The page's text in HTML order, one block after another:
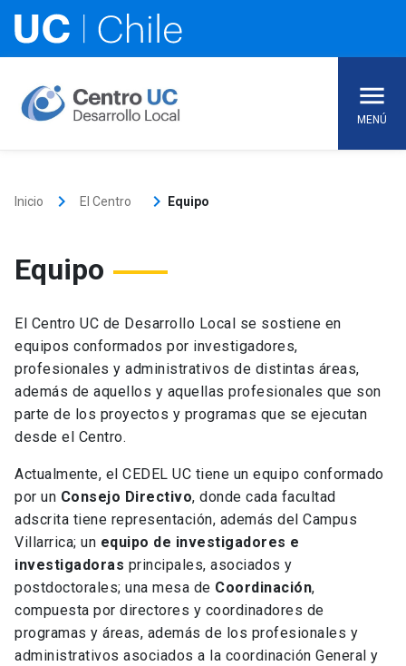
content
MENÚ
Inicio keyboard_arrow_right El Centro keyboard_arrow_right Equipo
Equipo
El Centro UC de Desarrollo Local se sostiene en
equipos conformados por investigadores,
profesionales y administrativos de distintas áreas,
además de aquellos y aquellas profesionales que son
parte de los proyectos y programas que se ejecutan
desde el Centro.
Actualmente, el CEDEL UC tiene un equipo conformado
por un Consejo Directivo, donde cada facultad
adscrita tiene representación, además del Campus
Villarrica; un equipo de investigadores e
investigadoras principales, asociados y
postdoctorales; una mesa de Coordinación,
compuesta por directores y coordinadores de
programas y áreas, además de los profesionales y
administrativos asociados a la coordinación General y